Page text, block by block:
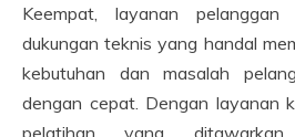
Keempat, layanan
dukungan teknis yang handal
kebutuhan dan masalah
dengan cepat. Dengan layanan
pelatihan yang